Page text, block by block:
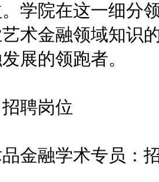
学院在这一细分
术金融领域知识
展的领跑者。
聘岗位
融学术专员：